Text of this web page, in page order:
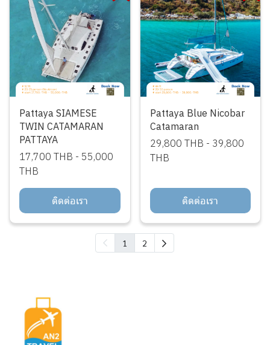
Pattaya SIAMESE
TWIN CATAMARAN
PATTAYA
17,700 THB - 55,000
THB
ติดต่อเรา
Pattaya Blue Nicobar
Catamaran
29,800 THB - 39,800
THB
ติดต่อเรา
1 2